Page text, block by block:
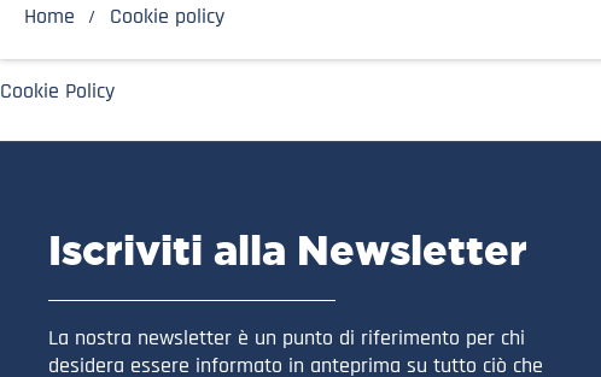
Home Cookie policy
Cookie Policy
Iscriviti alla Newsletter
La nostra newsletter è un punto di riferimento per chi
desidera essere informato in anteprima su tutto ciò che